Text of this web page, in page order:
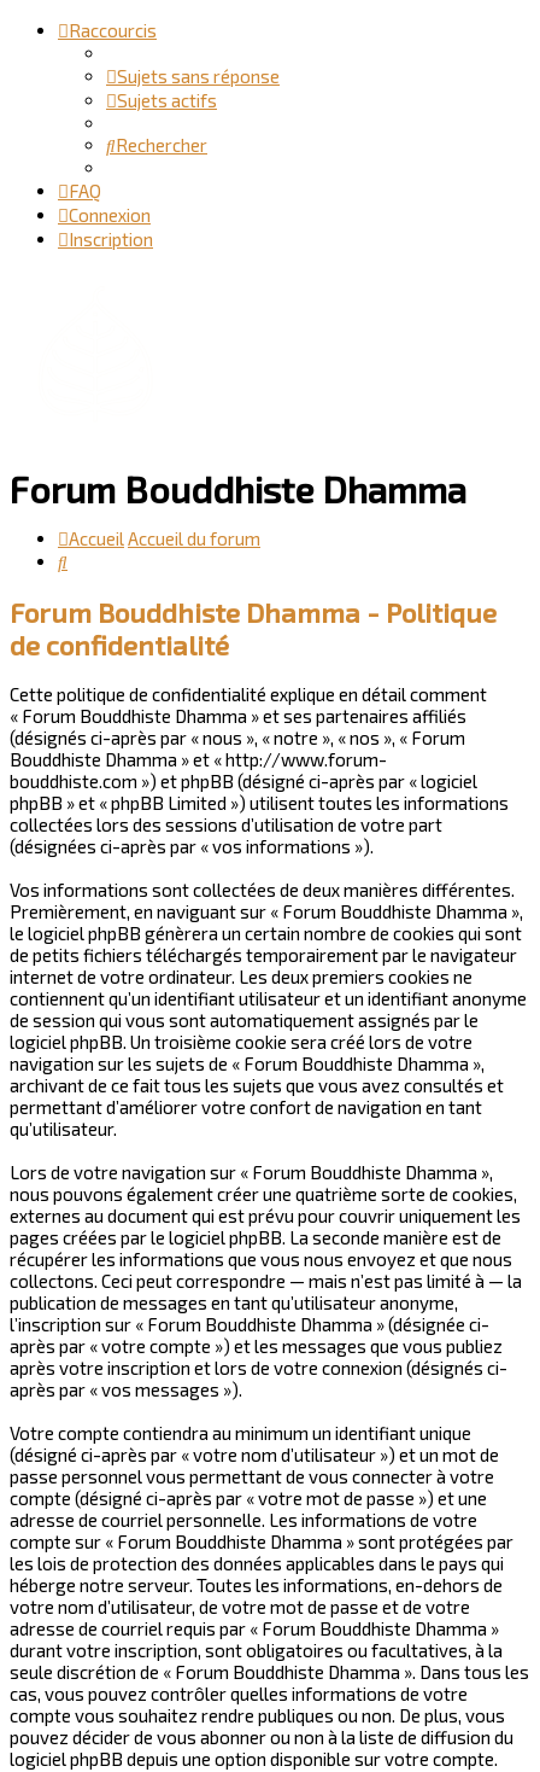
Raccourcis
Sujets sans réponse
Sujets actifs
Rechercher
FAQ
Connexion
Inscription
Forum Bouddhiste Dhamma
AccueilAccueil du forum
Forum Bouddhiste Dhamma - Politique
de confidentialité
Cette politique de confidentialité explique en détail comment
« Forum Bouddhiste Dhamma » et ses partenaires affiliés
(désignés ci-après par « nous », « notre », « nos », « Forum
Bouddhiste Dhamma » et « http://www.forum-
bouddhiste.com ») et phpBB (désigné ci-après par « logiciel
phpBB » et « phpBB Limited ») utilisent toutes les informations
collectées lors des sessions d’utilisation de votre part
(désignées ci-après par « vos informations »).
Vos informations sont collectées de deux manières différentes.
Premièrement, en naviguant sur « Forum Bouddhiste Dhamma »,
le logiciel phpBB génèrera un certain nombre de cookies qui sont
de petits fichiers téléchargés temporairement par le navigateur
internet de votre ordinateur. Les deux premiers cookies ne
contiennent qu’un identifiant utilisateur et un identifiant anonyme
de session qui vous sont automatiquement assignés par le
logiciel phpBB. Un troisième cookie sera créé lors de votre
navigation sur les sujets de « Forum Bouddhiste Dhamma »,
archivant de ce fait tous les sujets que vous avez consultés et
permettant d’améliorer votre confort de navigation en tant
qu’utilisateur.
Lors de votre navigation sur « Forum Bouddhiste Dhamma »,
nous pouvons également créer une quatrième sorte de cookies,
externes au document qui est prévu pour couvrir uniquement les
pages créées par le logiciel phpBB. La seconde manière est de
récupérer les informations que vous nous envoyez et que nous
collectons. Ceci peut correspondre — mais n’est pas limité à — la
publication de messages en tant qu’utilisateur anonyme,
l’inscription sur « Forum Bouddhiste Dhamma » (désignée ci-
après par « votre compte ») et les messages que vous publiez
après votre inscription et lors de votre connexion (désignés ci-
après par « vos messages »).
Votre compte contiendra au minimum un identifiant unique
(désigné ci-après par « votre nom d’utilisateur ») et un mot de
passe personnel vous permettant de vous connecter à votre
compte (désigné ci-après par « votre mot de passe ») et une
adresse de courriel personnelle. Les informations de votre
compte sur « Forum Bouddhiste Dhamma » sont protégées par
les lois de protection des données applicables dans le pays qui
héberge notre serveur. Toutes les informations, en-dehors de
votre nom d’utilisateur, de votre mot de passe et de votre
adresse de courriel requis par « Forum Bouddhiste Dhamma »
durant votre inscription, sont obligatoires ou facultatives, à la
seule discrétion de « Forum Bouddhiste Dhamma ». Dans tous les
cas, vous pouvez contrôler quelles informations de votre
compte vous souhaitez rendre publiques ou non. De plus, vous
pouvez décider de vous abonner ou non à la liste de diffusion du
logiciel phpBB depuis une option disponible sur votre compte.